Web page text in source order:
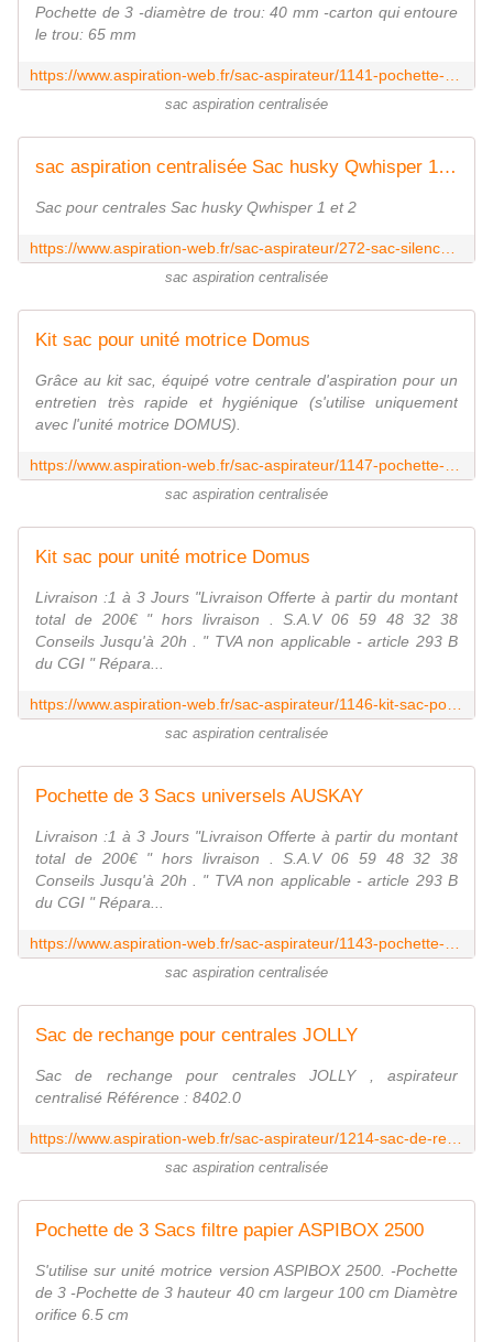
Pochette de 3 -diamètre de trou: 40 mm -carton qui entoure
le trou: 65 mm
sac aspiration centralisée
sac aspiration centralisée Sac husky Qwhisper 1 et 2
Sac pour centrales Sac husky Qwhisper 1 et 2
sac aspiration centralisée
Kit sac pour unité motrice Domus
Grâce au kit sac, équipé votre centrale d'aspiration pour un
entretien très rapide et hygiénique (s'utilise uniquement
avec l'unité motrice DOMUS).
sac aspiration centralisée
Kit sac pour unité motrice Domus
Livraison :1 à 3 Jours "Livraison Offerte à partir du montant
total de 200€ " hors livraison . S.A.V 06 59 48 32 38
Conseils Jusqu'à 20h . " TVA non applicable - article 293 B
du CGI " Répara...
sac aspiration centralisée
Pochette de 3 Sacs universels AUSKAY
Livraison :1 à 3 Jours "Livraison Offerte à partir du montant
total de 200€ " hors livraison . S.A.V 06 59 48 32 38
Conseils Jusqu'à 20h . " TVA non applicable - article 293 B
du CGI " Répara...
sac aspiration centralisée
Sac de rechange pour centrales JOLLY
Sac de rechange pour centrales JOLLY , aspirateur
centralisé Référence : 8402.0
sac aspiration centralisée
Pochette de 3 Sacs filtre papier ASPIBOX 2500
S'utilise sur unité motrice version ASPIBOX 2500. -Pochette
de 3 -Pochette de 3 hauteur 40 cm largeur 100 cm Diamètre
orifice 6.5 cm